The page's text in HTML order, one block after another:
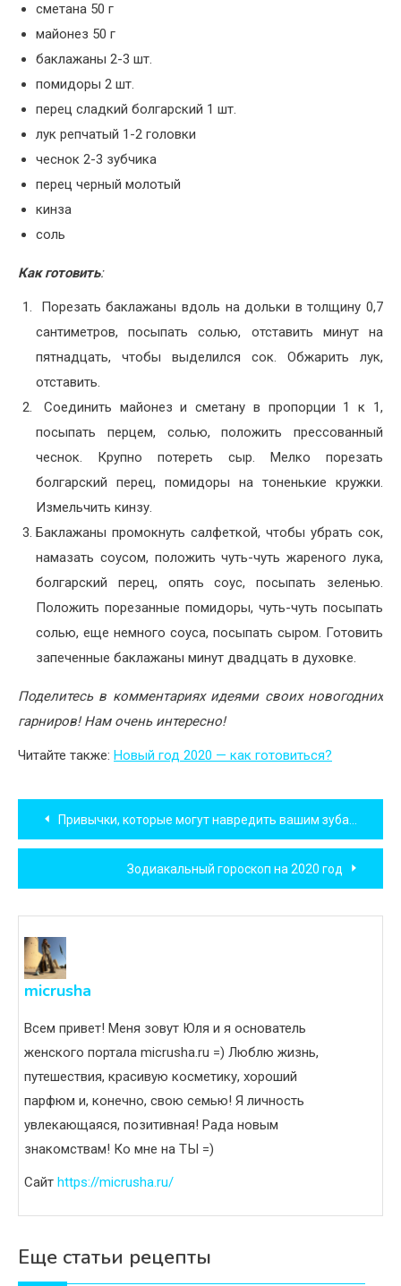
сметана 50 г
майонез 50 г
баклажаны 2-3 шт.
помидоры 2 шт.
перец сладкий болгарский 1 шт.
лук репчатый 1-2 головки
чеснок 2-3 зубчика
перец черный молотый
кинза
соль
Как готовить:
Порезать баклажаны вдоль на дольки в толщину 0,7
сантиметров, посыпать солью, отставить минут на
пятнадцать, чтобы выделился сок. Обжарить лук,
отставить.
Соединить майонез и сметану в пропорции 1 к 1,
посыпать перцем, солью, положить прессованный
чеснок. Крупно потереть сыр. Мелко порезать
болгарский перец, помидоры на тоненькие кружки.
Измельчить кинзу.
Баклажаны промокнуть салфеткой, чтобы убрать сок,
намазать соусом, положить чуть-чуть жареного лука,
болгарский перец, опять соус, посыпать зеленью.
Положить порезанные помидоры, чуть-чуть посыпать
солью, еще немного соуса, посыпать сыром. Готовить
запеченные баклажаны минут двадцать в духовке.
Поделитесь в комментариях идеями своих новогодних
гарниров! Нам очень интересно!
Читайте также: Новый год 2020 — как готовиться?
Навигация
по
записям
Привычки, которые могут навредить вашим зубам и деснам
Зодиакальный гороскоп на 2020 год
micrusha
Всем привет! Меня зовут Юля и я основатель
женского портала micrusha.ru =) Люблю жизнь,
путешествия, красивую косметику, хороший
парфюм и, конечно, свою семью! Я личность
увлекающаяся, позитивная! Рада новым
знакомствам! Ко мне на ТЫ =)
Сайт https://micrusha.ru/
Еще статьи рецепты